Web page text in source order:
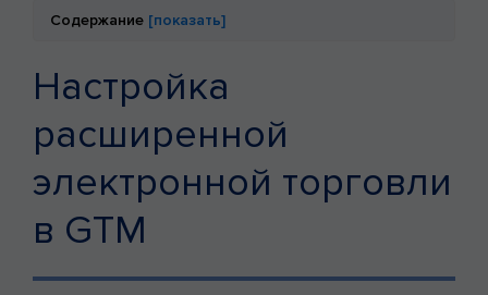
Содержание [показать]
Настройка
расширенной
электронной торговли
в GTM